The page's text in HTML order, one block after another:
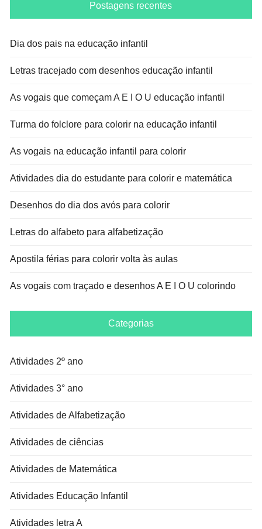
Postagens recentes
Dia dos pais na educação infantil
Letras tracejado com desenhos educação infantil
As vogais que começam A E I O U educação infantil
Turma do folclore para colorir na educação infantil
As vogais na educação infantil para colorir
Atividades dia do estudante para colorir e matemática
Desenhos do dia dos avós para colorir
Letras do alfabeto para alfabetização
Apostila férias para colorir volta às aulas
As vogais com traçado e desenhos A E I O U colorindo
Categorias
Atividades 2º ano
Atividades 3° ano
Atividades de Alfabetização
Atividades de ciências
Atividades de Matemática
Atividades Educação Infantil
Atividades letra A